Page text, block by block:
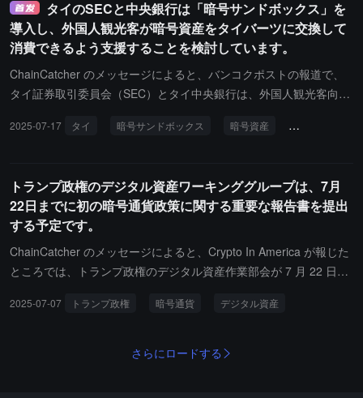
ヶ月間協力して作成した成果であり、トランプ大統領が1月に署名
したアメリカの暗号通貨分野のリーダーシップを強化するための大
統領令を実施することを目的としています。報告書には規制および
立法の提案が含まれると予想されていますが、具体的な内容はまだ
明らかではありません。ワーキンググループの元々の任務には、ス
会は関連手続きを開始しています）や、国家デジタル資産準備金の
タイのSECと中央銀行は「暗号サンドボックス」を
導入し、外国人観光客が暗号資産をタイバーツに交換して
消費できるよう支援することを検討しています。
ChainCatcher のメッセージによると、バンコクポストの報道で、
タイ証券取引委員会（SEC）とタイ中央銀行は、外国人観光客向け
ライセンスを持つプラットフォームを通じてデジタル資産をタイバ
間は最長18ヶ月で、直接的な暗号支払いは禁止されており、法定通
貨に変換された後に取引を行う必要があります。この政策は、暗号
金融技術を活用して観光競争力を強化することを目的としており、
海湾バイナンスなどのコンプライアンス機関が実施に参加すること
が期待されています。しかし、タイ観光委員会（TCT）は、急いで
強化と全体的なエコシステムの準備を整えるよう呼びかけていま
2025-07-17 タイ 暗号サンドボックス 暗号資産 タイバーツ
トランプ政権のデジタル資産ワーキンググループは、7月
22日までに初の暗号通貨政策に関する重要な報告書を提出
する予定です。
ChainCatcher のメッセージによると、Crypto In America が報じた
ところでは、トランプ政権のデジタル資産作業部会が 7 月 22 日前
いる。この報告書は、作業部会のリーダーである David Sacks、Bo
どの高官との数ヶ月にわたる協力の成果であり、トランプ大統領が
2025-07-07 トランプ政権 暗号通貨 デジタル資産
さらにロードする